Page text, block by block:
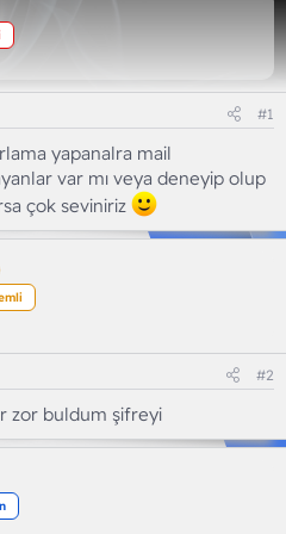
e
r
#1
yapanalra mail
var mı veya deneyip olup
çok seviniriz
#2
zor buldum şifreyi